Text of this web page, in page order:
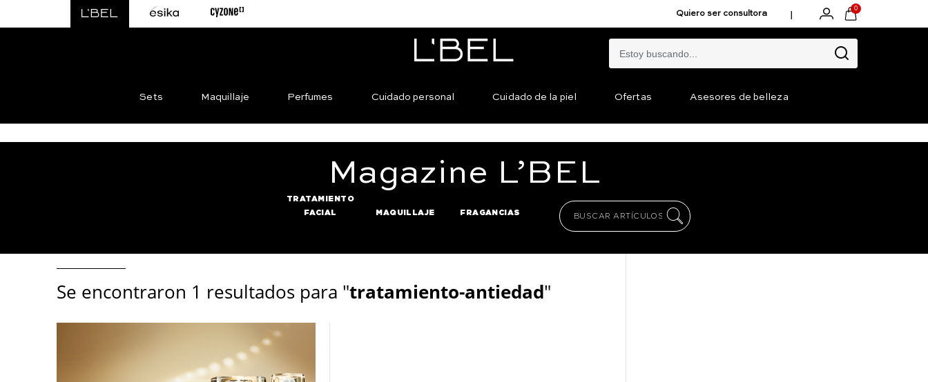
Quiero ser consultora | 0
Sets Maquillaje Perfumes Cuidado personal Cuidado de la piel Ofertas Asesores de belleza
Magazine L’BEL
TRATAMIENTO
FACIAL
MAQUILLAJE FRAGANCIAS
Se encontraron 1 resultados para "tratamiento-antiedad"